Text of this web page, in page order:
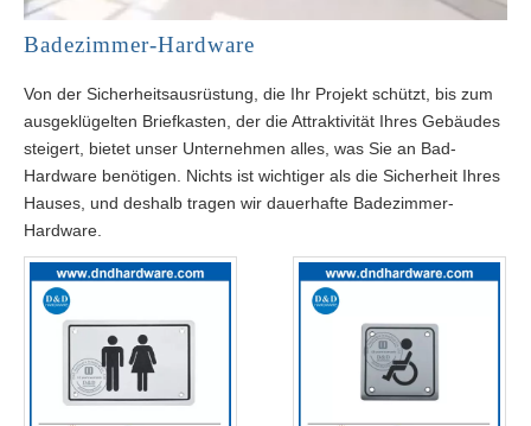
Badezimmer-Hardware
Von der Sicherheitsausrüstung, die Ihr Projekt schützt, bis zum
ausgeklügelten Briefkasten, der die Attraktivität Ihres Gebäudes
steigert, bietet unser Unternehmen alles, was Sie an Bad-
Hardware benötigen. Nichts ist wichtiger als die Sicherheit Ihres
Hauses, und deshalb tragen wir dauerhafte Badezimmer-
Hardware.